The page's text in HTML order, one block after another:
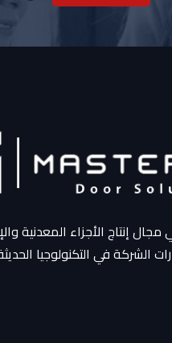
إنتاج الأجزاء المعدنية
الشركة في التكنولوجيا